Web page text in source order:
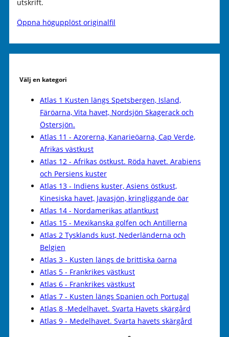
utskrift.
Öppna högupplöst originalfil
Välj en kategori
Atlas 1 Kusten längs Spetsbergen, Island,
Färöarna, Vita havet, Nordsjön Skagerack och
Östersjön.
Atlas 11 - Azorerna, Kanarieöarna, Cap Verde,
Afrikas västkust
Atlas 12 - Afrikas östkust. Röda havet. Arabiens
och Persiens kuster
Atlas 13 - Indiens kuster, Asiens östkust,
Kinesiska havet, Javasjön, kringliggande öar
Atlas 14 - Nordamerikas atlantkust
Atlas 15 - Mexikanska golfen och Antillerna
Atlas 2 Tysklands kust, Nederländerna och
Belgien
Atlas 3 - Kusten längs de brittiska öarna
Atlas 5 - Frankrikes västkust
Atlas 6 - Frankrikes västkust
Atlas 7 - Kusten längs Spanien och Portugal
Atlas 8 -Medelhavet. Svarta Havets skärgård
Atlas 9 - Medelhavet. Svarta havets skärgård